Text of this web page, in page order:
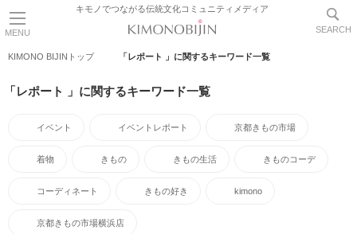
MENU
キモノでつながる伝統文化コミュニティメディア
SEARCH
KIMONO BIJINトップ 「レポート 」に関するキーワード一覧
「レポート 」に関するキーワード一覧
イベント イベントレポート 京都きもの市場
着物 きもの きもの生活 きものコーデ
コーディネート きもの好き kimono
京都きもの市場横浜店